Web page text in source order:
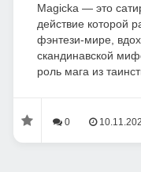
Magicka — это
действие которой
фэнтези-мире,
скандинавской
роль мага из
0